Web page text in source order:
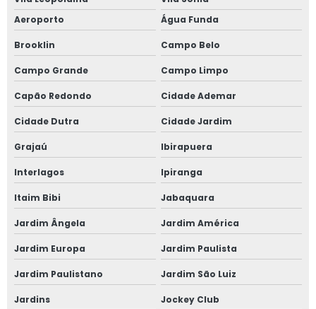
Aeroporto
Água Funda
Brooklin Campo Belo
Campo Grande Campo Limpo
Capão Redondo Cidade Ademar
Cidade Dutra Cidade Jardim
Grajaú Ibirapuera
Interlagos Ipiranga
Itaim Bibi Jabaquara
Jardim Ângela Jardim América
Jardim Europa Jardim Paulista
Jardim Paulistano Jardim São Luiz
Jardins Jockey Club